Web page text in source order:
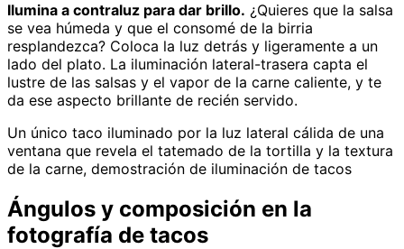
Ilumina a contraluz para dar brillo. ¿Quieres que la salsa
se vea húmeda y que el consomé de la birria
resplandezca? Coloca la luz detrás y ligeramente a un
lado del plato. La iluminación lateral-trasera capta el
lustre de las salsas y el vapor de la carne caliente, y te
da ese aspecto brillante de recién servido.
Un único taco iluminado por la luz lateral cálida de una
ventana que revela el tatemado de la tortilla y la textura
de la carne, demostración de iluminación de tacos
Ángulos y composición en la
fotografía de tacos